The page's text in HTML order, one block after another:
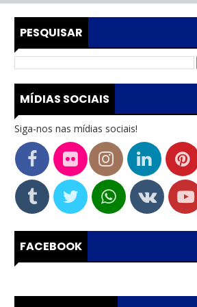
PESQUISAR
MÍDIAS SOCIAIS
Siga-nos nas mídias sociais!
FACEBOOK